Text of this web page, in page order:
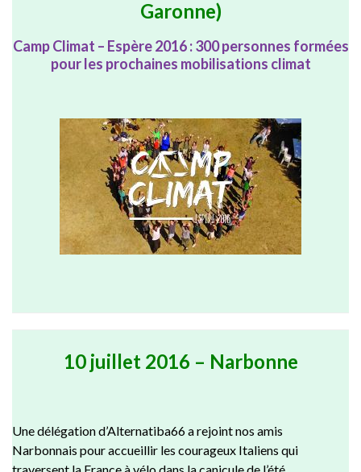
Garonne)
Camp Climat – Espère 2016 : 300 personnes formées
pour les prochaines mobilisations climat
10 juillet 2016 – Narbonne
Une délégation d’Alternatiba66 a rejoint nos amis
Narbonnais pour accueillir les courageux Italiens qui